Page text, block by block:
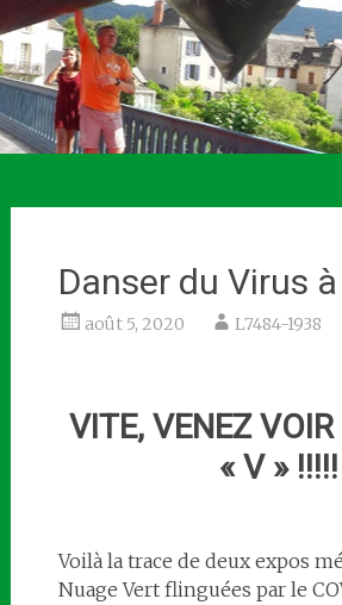
Danser du Virus
août 5, 2020 L7484-1938
VITE, VENEZ
« V » !!!!!
Voilà la trace de deux expos
Nuage Vert flinguées par le